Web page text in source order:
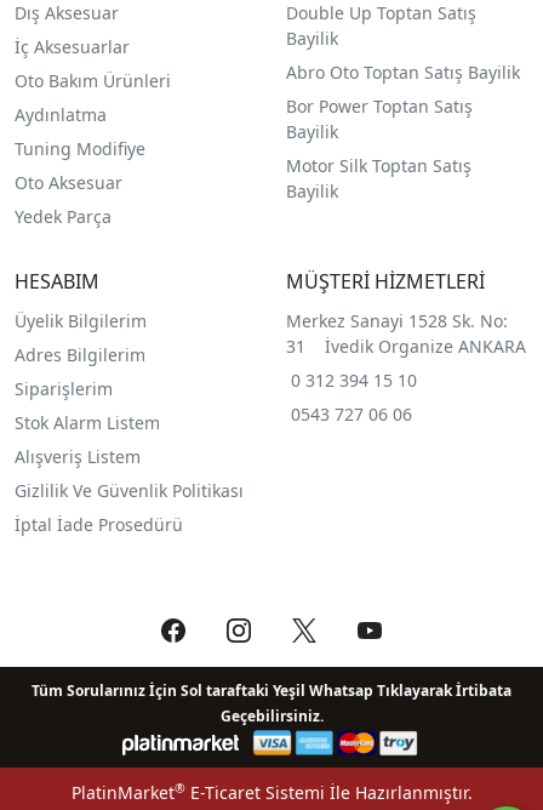
Dış Aksesuar
İç Aksesuarlar
Oto Bakım Ürünleri
Aydınlatma
Tuning Modifiye
Oto Aksesuar
Yedek Parça
Double Up Toptan Satış
Bayilik
Abro Oto Toptan Satış Bayilik
Bor Power Toptan Satış
Bayilik
Motor Silk Toptan Satış
Bayilik
HESABIM
Üyelik Bilgilerim
Adres Bilgilerim
Siparişlerim
Stok Alarm Listem
Alışveriş Listem
Gizlilik Ve Güvenlik Politikası
İptal İade Prosedürü
MÜŞTERİ HİZMETLERİ
Merkez Sanayi 1528 Sk. No:
31 İvedik Organize ANKARA
0 312 394 15 10
0543 727 06 06
Tüm Sorularınız İçin Sol taraftaki Yeşil Whatsap Tıklayarak İrtibata
Geçebilirsiniz.
PlatinMarket®E-Ticaret Sistemi İle Hazırlanmıştır.